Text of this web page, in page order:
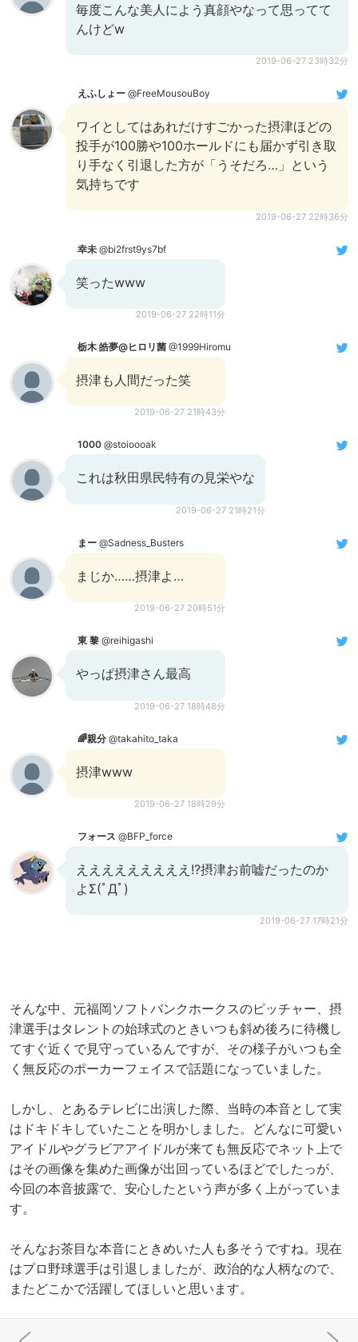
毎度こんな美人によう真顔やなって思ってて
んけどw
2019-06-27 23時32分
えふしょー @FreeMousouBoy
ワイとしてはあれだけすごかった摂津ほどの
投手が100勝や100ホールドにも届かず引き取
り手なく引退した方が「うそだろ…」という
気持ちです
2019-06-27 22時36分
幸未 @bi2frst9ys7bf
笑ったwww
2019-06-27 22時11分
栃木 皓夢@ヒロリ菌 @1999Hiromu
摂津も人間だった笑
2019-06-27 21時43分
1000 @stoioooak
これは秋田県民特有の見栄やな
2019-06-27 21時21分
まー @Sadness_Busters
まじか……摂津よ…
2019-06-27 20時51分
東 黎 @reihigashi
やっぱ摂津さん最高
2019-06-27 18時48分
🌈親分 @takahito_taka
摂津www
2019-06-27 18時29分
フォース @BFP_force
えええええええええ!?摂津お前嘘だったのか
よΣ(ﾟДﾟ)
2019-06-27 17時21分
そんな中、元福岡ソフトバンクホークスのピッチャー、摂
津選手はタレントの始球式のときいつも斜め後ろに待機し
てすぐ近くで見守っているんですが、その様子がいつも全
く無反応のポーカーフェイスで話題になっていました。
しかし、とあるテレビに出演した際、当時の本音として実
はドキドキしていたことを明かしました。どんなに可愛い
アイドルやグラビアアイドルが来ても無反応でネット上で
はその画像を集めた画像が出回っているほどでしたっが、
今回の本音披露で、安心したという声が多く上がっていま
す。
そんなお茶目な本音にときめいた人も多そうですね。現在
はプロ野球選手は引退しましたが、政治的な人柄なので、
またどこかで活躍してほしいと思います。